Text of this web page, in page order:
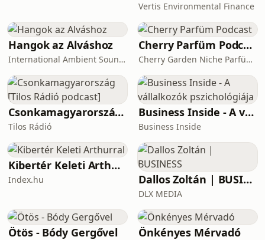
Vertis Environmental Finance
Hangok az Alváshoz
International Ambient Sounds
Cherry Parfüm Podcast
Cherry Garden Niche Parfüméria
Csonkamagyarország [Tilos Rádió podcast]
Tilos Rádió
Business Inside - A vállalkozók pszichológiája
Business Inside
Kibertér Keleti Arthurral
Index.hu Dallos Zoltán | BUSINESS
DLX MEDIA
Ötös - Bódy Gergővel Önkényes Mérvadó